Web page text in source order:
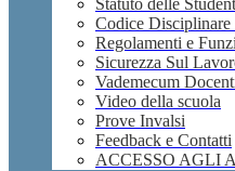
Statuto delle
Codice Disciplinare
Regolamenti e
Sicurezza Sul
Vademecum
Video della scuola
Prove Invalsi
Feedback e Contatti
ACCESSO AGLI